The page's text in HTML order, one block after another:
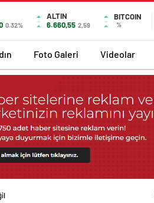
0.32%
ALTIN
6.660,55 2,59
BITCOIN
%
Foto Galeri Videolar